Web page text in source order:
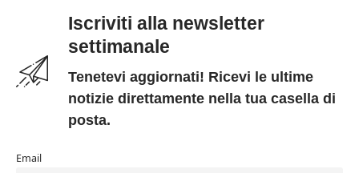
Iscriviti alla newsletter
settimanale
Tenetevi aggiornati! Ricevi le ultime
notizie direttamente nella tua casella di
posta.
Email